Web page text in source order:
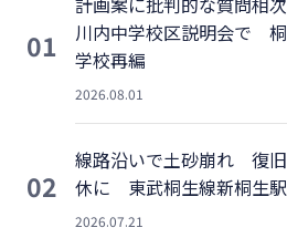
01
川内中学校区説明会で
学校再編
2026.08.01
02
線路沿いで土砂崩れ 復
休に 東武桐生線新桐生
2026.07.21